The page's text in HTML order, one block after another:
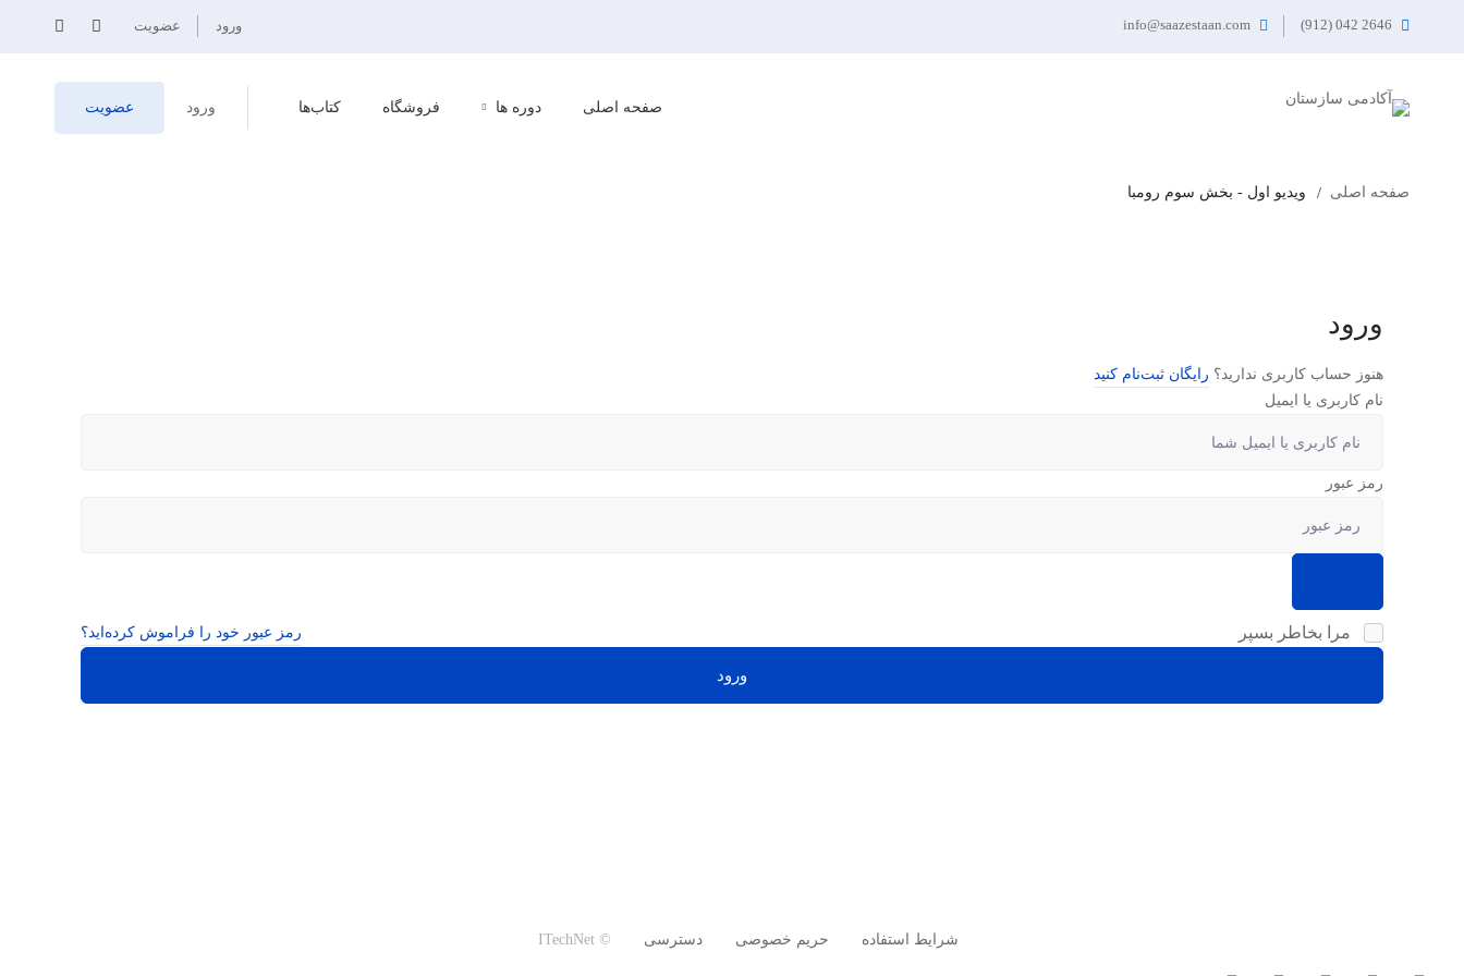
2646 042 (912)
info@saazestaan.com ورود عضویت
صفحه اصلی دوره ها فروشگاه کتاب‌ها ورود عضویت
صفحه اصلی ویدیو اول - بخش سوم رومبا
ورود
هنوز حساب کاربری ندارید؟ رایگان ثبت‌نام کنید
نام کاربری یا ایمیل
رمز عبور
مرا بخاطر بسپر رمز عبور خود را فراموش کرده‌اید؟
ورود
شرایط استفاده حریم خصوصی دسترسی © ITechNet